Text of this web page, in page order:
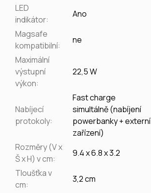
LED
indikátor:
Ano
Magsafe
kompatibilní:
ne
Maximální
výstupní
výkon:
22,5 W
Nabíjecí
protokoly:
Fast charge
simultálně (nabíjení
powerbanky + externí
zařízení)
Rozměry (V x
Š x H) v cm:
9.4 x 6.8 x 3.2
Tloušťka v
cm:
3,2 cm